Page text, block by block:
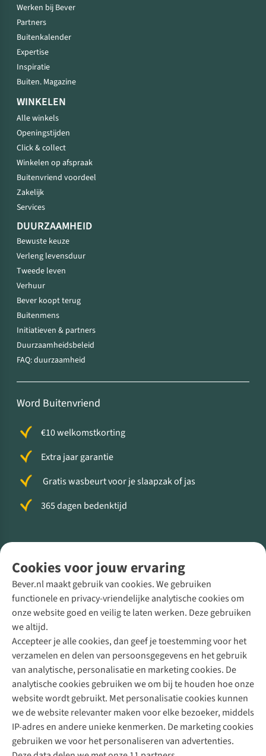
Cookies voor jouw ervaring
Bever.nl maakt gebruik van cookies. We gebruiken
functionele en privacy-vriendelijke analytische cookies om
onze website goed en veilig te laten werken. Deze gebruiken
we altijd.
Accepteer je alle cookies, dan geef je toestemming voor het
verzamelen en delen van persoonsgegevens en het gebruik
van analytische, personalisatie en marketing cookies. De
analytische cookies gebruiken we om bij te houden hoe onze
website wordt gebruikt. Met personalisatie cookies kunnen
we de website relevanter maken voor elke bezoeker, middels
IP-adres en andere unieke kenmerken. De marketing cookies
gebruiken we voor het personaliseren van advertenties.
Werken bij Bever
Partners
Buitenkalender
Expertise
Inspiratie
Buiten. Magazine
WINKELEN
Alle winkels
Openingstijden
Click & collect
Winkelen op afspraak
Buitenvriend voordeel
Zakelijk
Services
DUURZAAMHEID
Bewuste keuze
Verleng levensduur
Tweede leven
Verhuur
Bever koopt terug
Buitenmens
Initiatieven & partners
Duurzaamheidsbeleid
FAQ: duurzaamheid
Word Buitenvriend
€10 welkomstkorting
Extra jaar garantie
Gratis wasbeurt voor je slaapzak of jas
365 dagen bedenktijd
Direct advies van een Buitenexpert
+31 (0)85 888 50 88
+31 6 12 28 49 80
Contactformulier